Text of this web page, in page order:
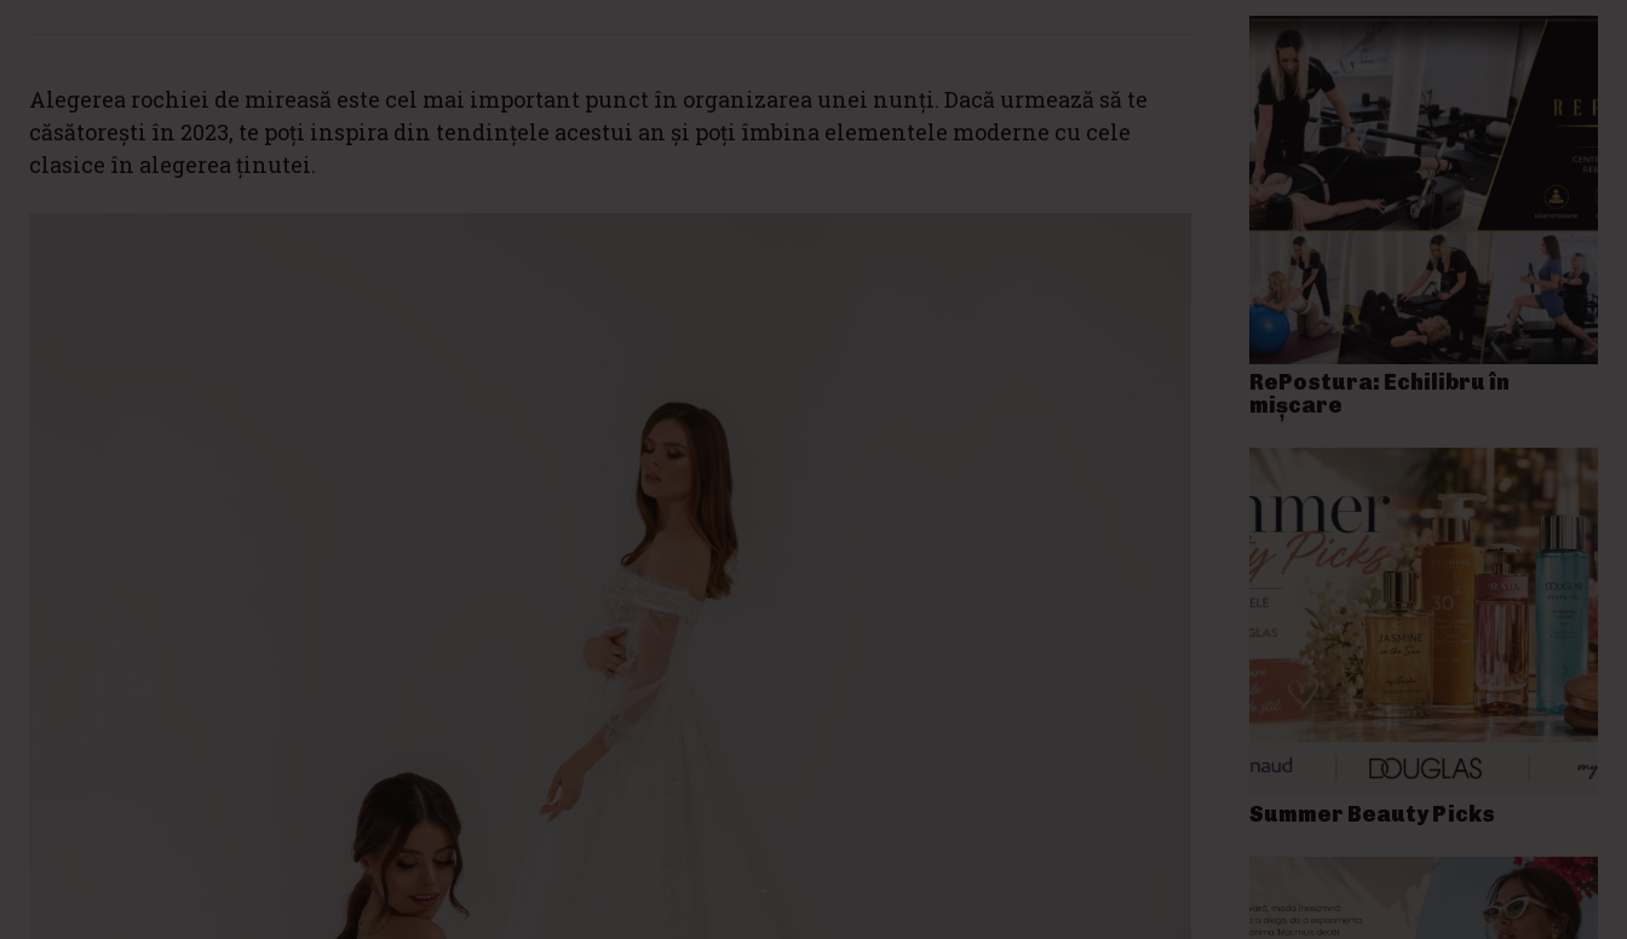
Alegerea rochiei de mireasă este cel mai important punct în organizarea unei nunți. Dacă urmează să te
căsătorești în 2023, te poți inspira din tendințele acestui an și poți îmbina elementele moderne cu cele
clasice în alegerea ținutei.
RePostura: Echilibru în
mișcare
Summer Beauty Picks